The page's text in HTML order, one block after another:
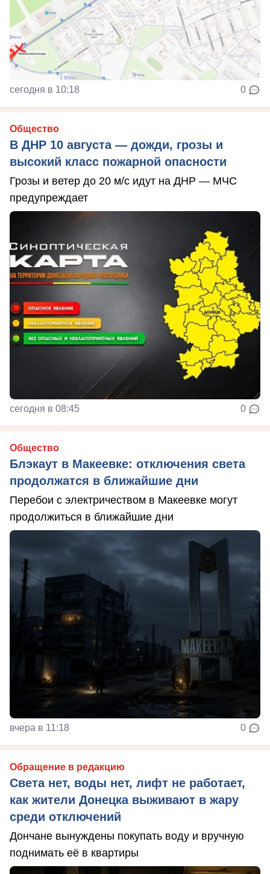
сегодня в 10:18 0
Общество
В ДНР 10 августа — дожди, грозы и
высокий класс пожарной опасности
Грозы и ветер до 20 м/с идут на ДНР — МЧС
предупреждает
сегодня в 08:45 0
Общество
Блэкаут в Макеевке: отключения света
продолжатся в ближайшие дни
Перебои с электричеством в Макеевке могут
продолжиться в ближайшие дни
вчера в 11:18 0
Обращение в редакцию
Света нет, воды нет, лифт не работает,
как жители Донецка выживают в жару
среди отключений
Дончане вынуждены покупать воду и вручную
поднимать её в квартиры